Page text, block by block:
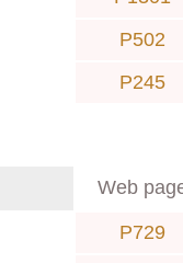
P502
P245
Web
P729